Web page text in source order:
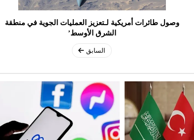
وصول طائرات أمريكية لـتعزيز العمليات الجوية في منطقة
الشرق الأوسط’
السابق